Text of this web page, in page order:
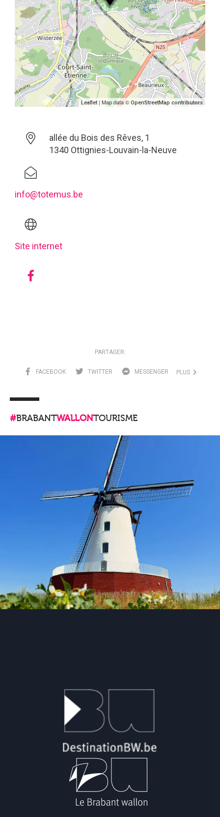
Leaflet | Map data © OpenStreetMap contributors
allée du Bois des Rêves, 1
1340 Ottignies-Louvain-la-Neuve
info@totemus.be
Site internet
PARTAGER:
FACEBOOK TWITTER MESSENGER PLUS
#BRABANTWALLONTOURISME